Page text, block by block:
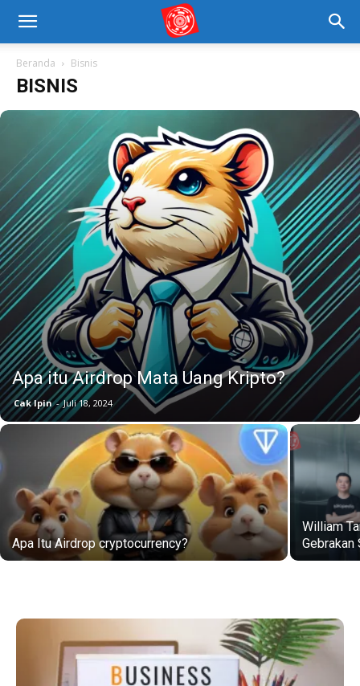
Beranda Bisnis
BISNIS
Apa itu Airdrop Mata Uang Kripto?
Cak Ipin - Juli 18, 2024
Apa Itu Airdrop cryptocurrency?
William
Gebrakan